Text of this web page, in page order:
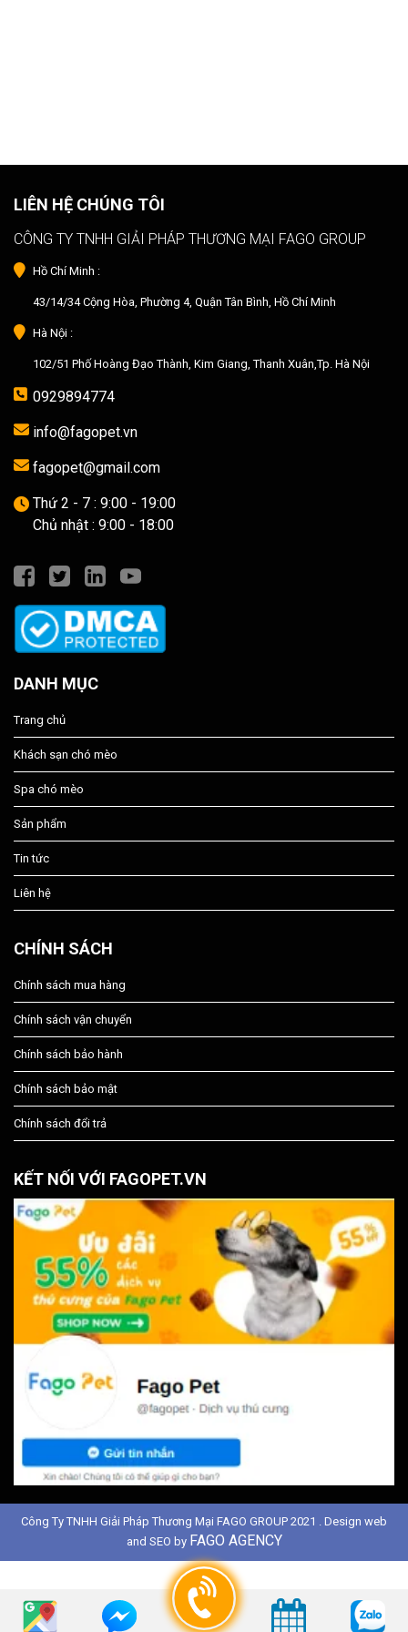
LIÊN HỆ CHÚNG TÔI
CÔNG TY TNHH GIẢI PHÁP THƯƠNG MẠI FAGO GROUP
Hồ Chí Minh :
43/14/34 Cộng Hòa, Phường 4, Quận Tân Bình, Hồ Chí Minh
Hà Nội :
102/51 Phố Hoàng Đạo Thành, Kim Giang, Thanh Xuân,Tp. Hà Nội
0929894774
info@fagopet.vn
fagopet@gmail.com
Thứ 2 - 7 : 9:00 - 19:00
Chủ nhật : 9:00 - 18:00
DANH MỤC
Trang chủ
Khách sạn chó mèo
Spa chó mèo
Sản phẩm
Tin tức
Liên hệ
CHÍNH SÁCH
Chính sách mua hàng
Chính sách vận chuyển
Chính sách bảo hành
Chính sách bảo mật
Chính sách đổi trả
KẾT NỐI VỚI FAGOPET.VN
Công Ty TNHH Giải Pháp Thương Mại FAGO GROUP 2021 . Design web
and SEO by FAGO AGENCY